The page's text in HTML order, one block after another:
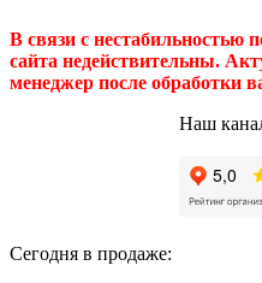
В связи с нестабильностью
сайта недействительны.
менеджер после обработки
Наш
Сегодня в продаже: